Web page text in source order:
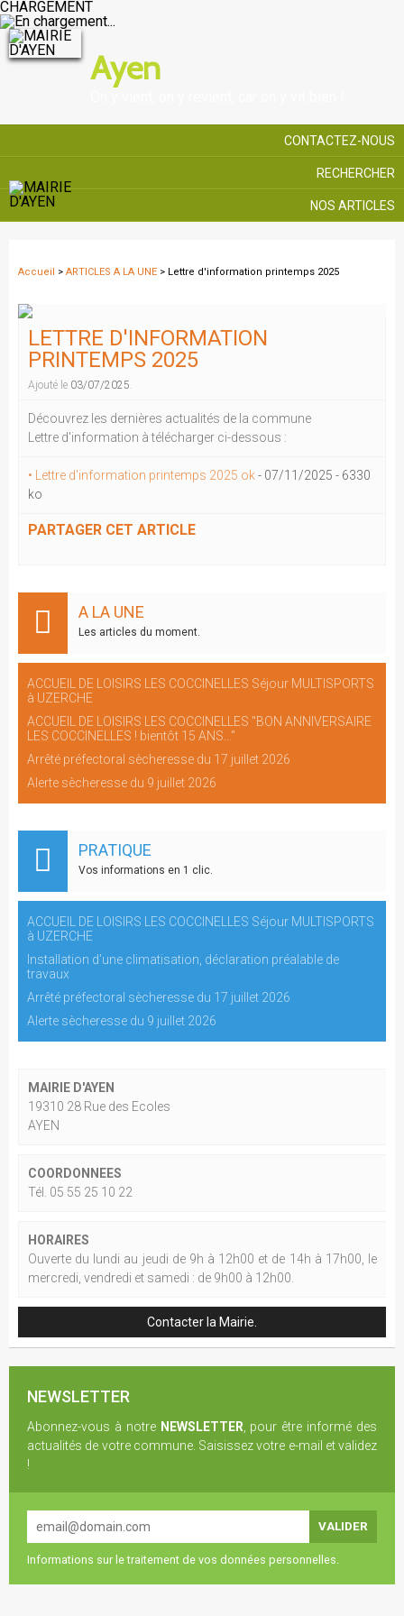
CHARGEMENT
Ayen
CONTACTEZ-NOUS
RECHERCHER
NOS ARTICLES
Accueil > ARTICLES A LA UNE > Lettre d'information printemps 2025
LETTRE D'INFORMATION
PRINTEMPS 2025
Ajouté le 03/07/2025.
Découvrez les dernières actualités de la commune
Lettre d'information à télécharger ci-dessous :
• Lettre d'information printemps 2025 ok- 07/11/2025 - 6330
ko
PARTAGER CET ARTICLE
A LA UNE
Les articles du moment.
ACCUEIL DE LOISIRS LES COCCINELLES Séjour MULTISPORTS
à UZERCHE
ACCUEIL DE LOISIRS LES COCCINELLES "BON ANNIVERSAIRE
LES COCCINELLES ! bientôt 15 ANS..."
Arrêté préfectoral sècheresse du 17 juillet 2026
Alerte sècheresse du 9 juillet 2026
PRATIQUE
Vos informations en 1 clic.
ACCUEIL DE LOISIRS LES COCCINELLES Séjour MULTISPORTS
à UZERCHE
Installation d'une climatisation, déclaration préalable de
travaux
Arrêté préfectoral sècheresse du 17 juillet 2026
Alerte sècheresse du 9 juillet 2026
MAIRIE D'AYEN
19310 28 Rue des Ecoles
AYEN
COORDONNEES
Tél. 05 55 25 10 22
HORAIRES
Ouverte du lundi au jeudi de 9h à 12h00 et de 14h à 17h00, le
mercredi, vendredi et samedi : de 9h00 à 12h00.
Contacter la Mairie.
NEWSLETTER
Abonnez-vous à notre NEWSLETTER , pour être informé des
actualités de votre commune. Saisissez votre e-mail et validez
!
Informations sur le traitement de vos données personnelles.